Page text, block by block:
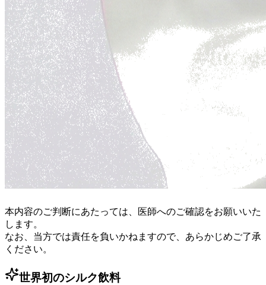
本内容のご判断にあたっては、医師へのご確認をお願いいた
します。
なお、当方では責任を負いかねますので、あらかじめご了承
ください。
世界初のシルク飲料